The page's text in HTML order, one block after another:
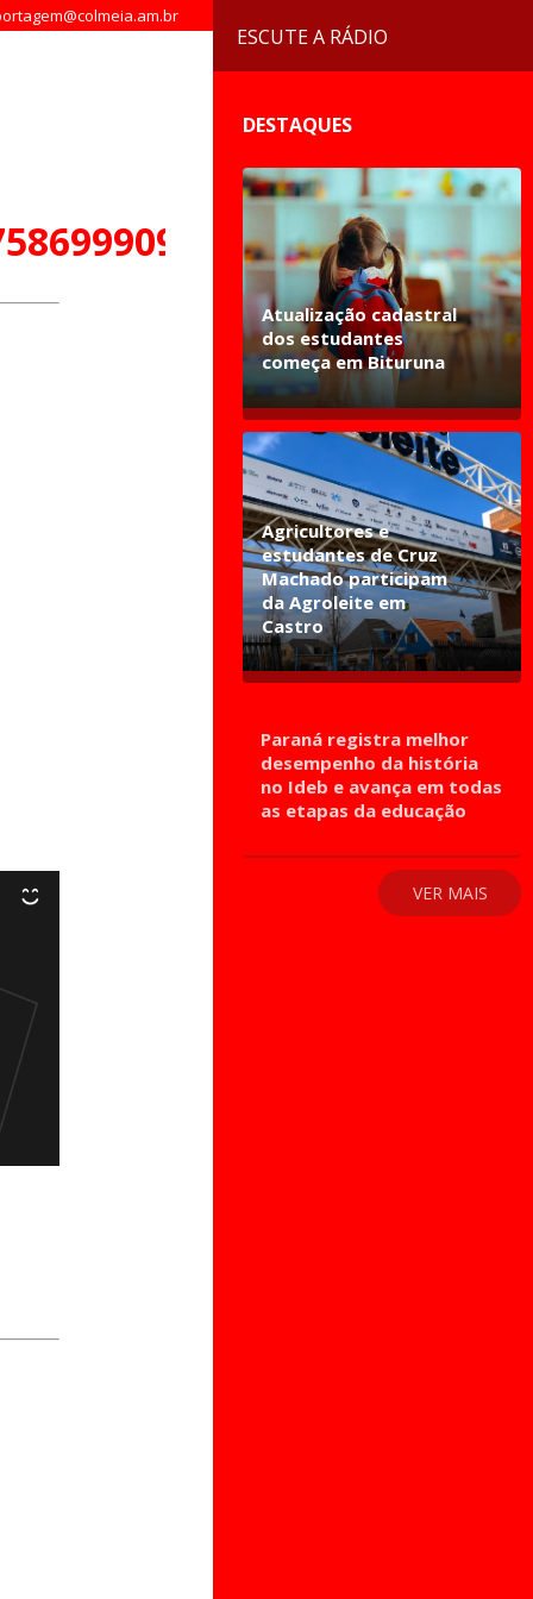
ESCUTE A RÁDIO
DESTAQUES
Atualização cadastral
dos estudantes
começa em Bituruna
Agricultores e
estudantes de Cruz
Machado participam
da Agroleite em
Castro
Paraná registra melhor
desempenho da história
no Ideb e avança em todas
as etapas da educação
VER MAIS